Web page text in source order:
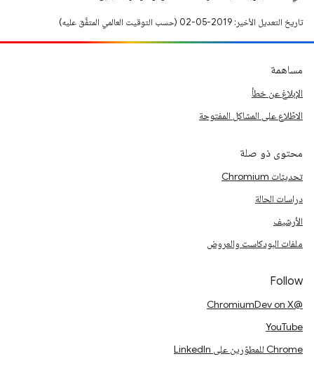
تاريخ التعديل الأخير: 2019-05-02 (حسب التوقيت العالمي المتفَّق عليه)
مساهمة
الإبلاغ عن خطأ
الاطّلاع على المشاكل المفتوحة
محتوى ذو صلة
تحديثات Chromium
دراسات الحالة
الأرشيف
ملفات البودكاست والعروض
Follow
@ChromiumDev on X
YouTube
Chrome للمطوّرين على LinkedIn